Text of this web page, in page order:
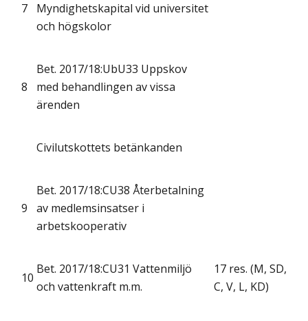
7
Myndighetskapital vid universitet
och högskolor
8
Bet. 2017/18:UbU33 Uppskov
med behandlingen av vissa
ärenden
Civilutskottets betänkanden
9
Bet. 2017/18:CU38 Återbetalning
av medlemsinsatser i
arbetskooperativ
10
Bet. 2017/18:CU31 Vattenmiljö
och vattenkraft m.m.
17 res. (M, SD,
C, V, L, KD)